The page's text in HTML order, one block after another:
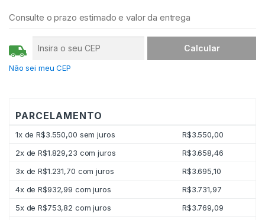
iConsulte o prazo estimado e valor da entrega
Não sei meu CEP
PARCELAMENTO
1x deR$3.550,00 sem juros R$3.550,00
2x deR$1.829,23 com juros R$3.658,46
3x deR$1.231,70 com juros R$3.695,10
4x deR$932,99 com juros R$3.731,97
5x deR$753,82 com juros R$3.769,09